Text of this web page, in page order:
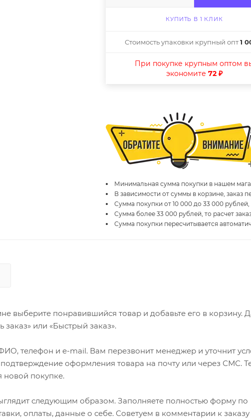
КУПИТЬ В 1 КЛИК
Стоимость упаковки крупный опт1
При покупке крупным оптом
экономите 72 ₽
Минимальная сумма покупки в нашем
В зависимости от суммы в корзине, заказ
Сумма покупки от 10 000 до 33 000 рублей,
Сумма более 33 000 рублей, то расчет
Сумма покупки пересчитывается
выберите понравившийся товар и добавьте его в корзину.
или «Быстрый заказ».
телефон и e-mail. Вам перезвонит менеджер и уточнит
оформления товара на почту или через СМС.
новой покупке.
следующим образом. Заполняете полностью форму по
оплаты, данные о себе. Советуем в комментарии к заказу